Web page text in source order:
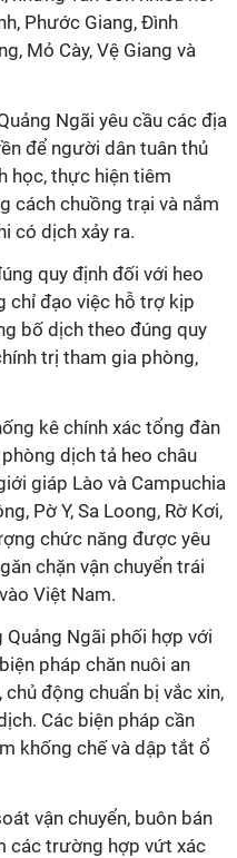
Phước Giang, Đình
Mỏ Cày, Vệ Giang và
Ngãi yêu cầu các địa
để người dân tuân thủ
học, thực hiện tiêm
cách chuồng trại và nắm
có dịch xảy ra.
quy định đối với heo
chỉ đạo việc hỗ trợ kịp
bố dịch theo đúng quy
trị tham gia phòng,
kê chính xác tổng đàn
dịch tả heo châu
giáp Lào và Campuchia
Pờ Y, Sa Loong, Rờ Kơi,
chức năng được yêu
chặn vận chuyển trái
Việt Nam.
Ngãi phối hợp với
pháp chăn nuôi an
động chuẩn bị vắc xin,
Các biện pháp cần
khống chế và dập tắt ổ
vận chuyển, buôn bán
các trường hợp vứt xác